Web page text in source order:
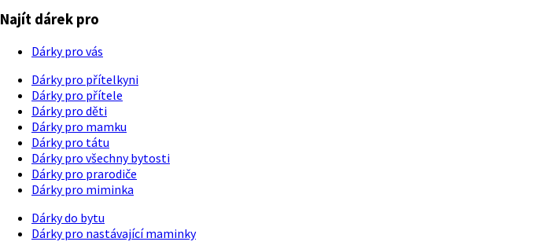
Najít dárek pro
Dárky pro vás
Dárky pro přítelkyni
Dárky pro přítele
Dárky pro děti
Dárky pro mamku
Dárky pro tátu
Dárky pro všechny bytosti
Dárky pro prarodiče
Dárky pro miminka
Dárky do bytu
Dárky pro nastávající maminky